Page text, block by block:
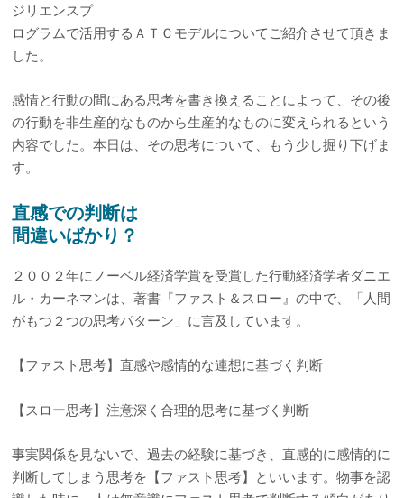
ジリエンスプ
ログラムで活用するＡＴＣモデルについてご紹介させて頂きま
した。
感情と行動の間にある思考を書き換えることによって、その後
の行動を非生産的なものから生産的なものに変えられるという
内容でした。本日は、その思考について、もう少し掘り下げま
す。
直感での判断は
間違いばかり？
２００２年にノーベル経済学賞を受賞した行動経済学者ダニエ
ル・カーネマンは、著書『ファスト＆スロー』の中で、「人間
がもつ２つの思考パターン」に言及しています。
【ファスト思考】直感や感情的な連想に基づく判断
【スロー思考】注意深く合理的思考に基づく判断
事実関係を見ないで、過去の経験に基づき、直感的に感情的に
判断してしまう思考を【ファスト思考】といいます。物事を認